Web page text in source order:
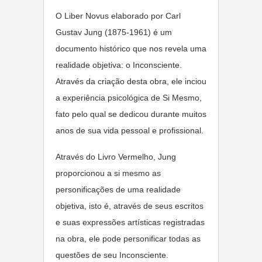
O Liber Novus elaborado por Carl
Gustav Jung (1875-1961) é um
documento histórico que nos revela uma
realidade objetiva: o Inconsciente.
Através da criação desta obra, ele inciou
a experiência psicológica de Si Mesmo,
fato pelo qual se dedicou durante muitos
anos de sua vida pessoal e profissional.
Através do Livro Vermelho, Jung
proporcionou a si mesmo as
personificações de uma realidade
objetiva, isto é, através de seus escritos
e suas expressões artísticas registradas
na obra, ele pode personificar todas as
questões de seu Inconsciente.